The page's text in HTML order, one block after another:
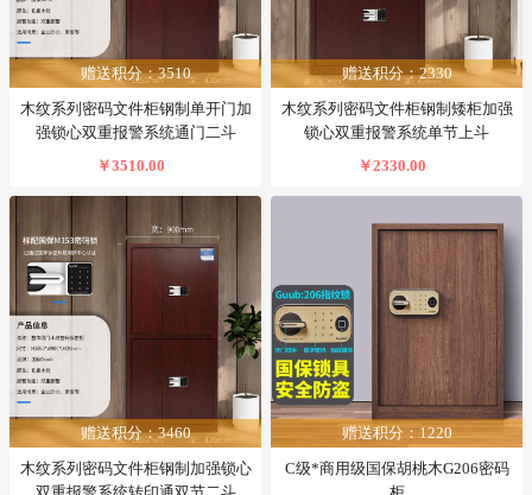
赠送积分：3510
木纹系列密码文件柜钢制单开门加
强锁心双重报警系统通门二斗
￥3510.00
赠送积分：2330
木纹系列密码文件柜钢制矮柜加强
锁心双重报警系统单节上斗
￥2330.00
赠送积分：3460
木纹系列密码文件柜钢制加强锁心
赠送积分：1220
C级*商用级国保胡桃木G206密码